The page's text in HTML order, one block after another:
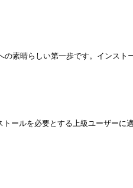
素晴らしい第一歩です。イン
ルを必要とする上級ユーザーに適